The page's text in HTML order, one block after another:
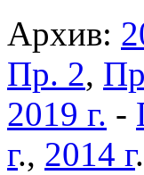
Архив:
Пр. 2,
2019 г. -
г., 2014 г